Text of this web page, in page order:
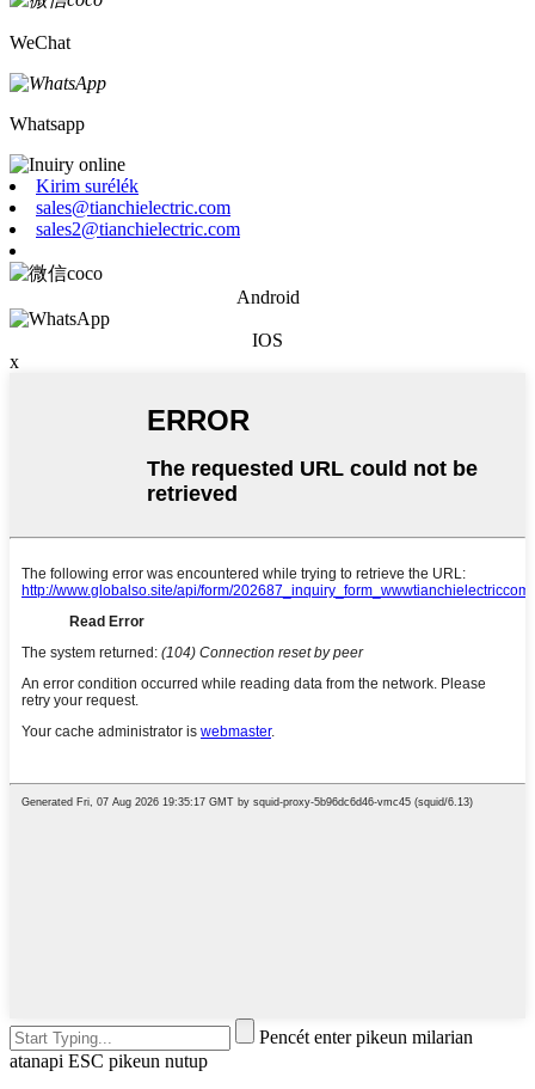
WeChat
Whatsapp
Kirim surélék
sales@tianchielectric.com
sales2@tianchielectric.com
Android
IOS
x
Pencét enter pikeun milarian
atanapi ESC pikeun nutup